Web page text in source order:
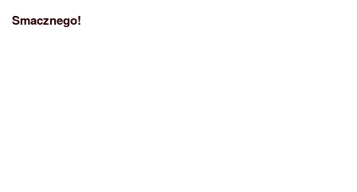
Smacznego!